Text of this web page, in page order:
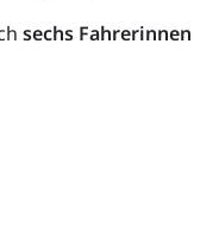
sechs Fahrerinnen